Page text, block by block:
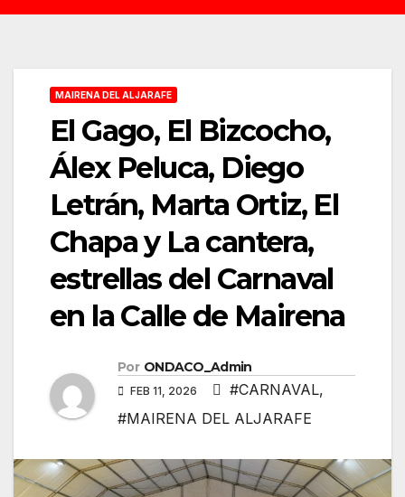
MAIRENA DEL ALJARAFE
El Gago, El Bizcocho,
Álex Peluca, Diego
Letrán, Marta Ortiz, El
Chapa y La cantera,
estrellas del Carnaval
en la Calle de Mairena
Por ONDACO_Admin
FEB 11, 2026 #CARNAVAL,
#MAIRENA DEL ALJARAFE